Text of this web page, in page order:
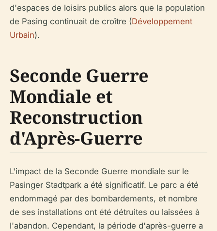
d'espaces de loisirs publics alors que la population
de Pasing continuait de croître (Développement
Urbain).
Seconde Guerre
Mondiale et
Reconstruction
d'Après-Guerre
L'impact de la Seconde Guerre mondiale sur le
Pasinger Stadtpark a été significatif. Le parc a été
endommagé par des bombardements, et nombre
de ses installations ont été détruites ou laissées à
l'abandon. Cependant, la période d'après-guerre a